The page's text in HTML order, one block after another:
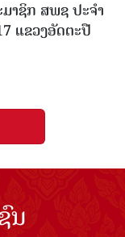
າຊິກ ສພຊ ປະຈຳ
ແຂວງອັດຕະປື
ນ